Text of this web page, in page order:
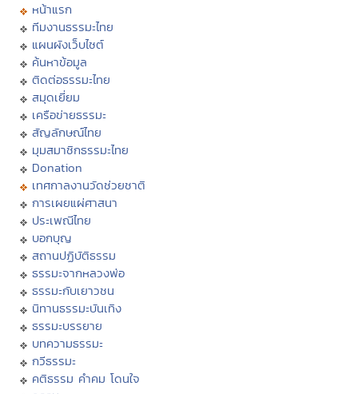
หน้าแรก
ทีมงานธรรมะไทย
แผนผังเว็บไซต์
ค้นหาข้อมูล
ติดต่อธรรมะไทย
สมุดเยี่ยม
เครือข่ายธรรมะ
สัญลักษณ์ไทย
มุมสมาชิกธรรมะไทย
Donation
เทศกาลงานวัดช่วยชาติ
การเผยแผ่ศาสนา
ประเพณีไทย
บอกบุญ
สถานปฏิบัติธรรม
ธรรมะจากหลวงพ่อ
ธรรมะกับเยาวชน
นิทานธรรมะบันเทิง
ธรรมะบรรยาย
บทความธรรมะ
กวีธรรมะ
คติธรรม คำคม โดนใจ